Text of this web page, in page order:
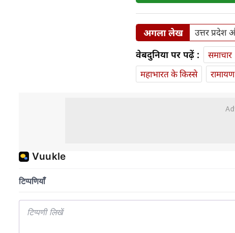
अगला लेख उत्तर प्रदेश
वेबदुनिया पर पढ़ें : समाचार
महाभारत के किस्से